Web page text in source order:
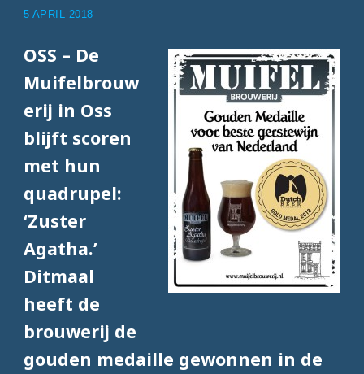
5 APRIL 2018
OSS – De
Muifelbrouw
erij in Oss
blijft scoren
met hun
quadrupel:
‘Zuster
Agatha.’
Ditmaal
heeft de
brouwerij de
gouden medaille gewonnen in de